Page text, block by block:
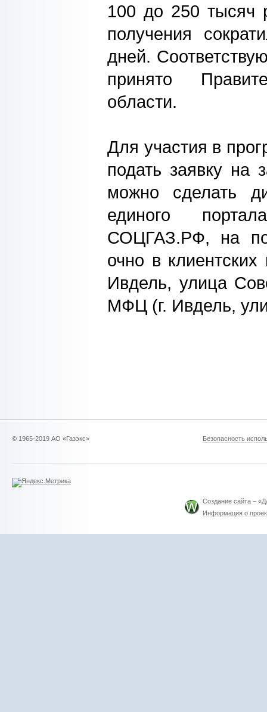
100 до 250 тысяч
получения
дней.
принято
области.
Для участия в
подать заявку на
можно сделать
единого
СОЦГАЗ.РФ, на
очно в
Ивдель, улица
МФЦ (г. Ивдель,
© 1965-2019 АО «Газэкс» Безопасность
Создание сайта –
Информация о